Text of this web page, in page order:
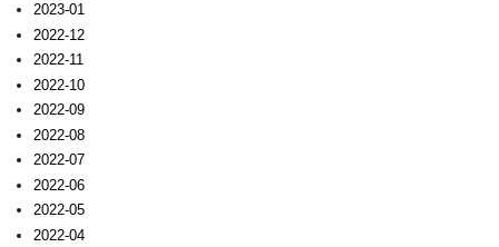
2023-01
2022-12
2022-11
2022-10
2022-09
2022-08
2022-07
2022-06
2022-05
2022-04